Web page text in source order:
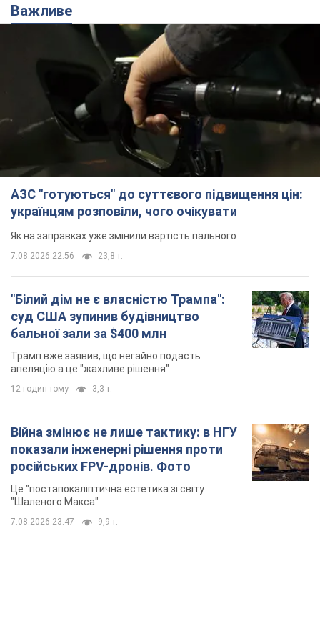
Важливе
АЗС "готуються" до суттєвого підвищення цін:
українцям розповіли, чого очікувати
Як на заправках уже змінили вартість пального
7.08.2026 22:56 23,8 т.
"Білий дім не є власністю Трампа":
суд США зупинив будівництво
бальної зали за $400 млн
Трамп вже заявив, що негайно подасть
апеляцію а це "жахливе рішення"
12 годин тому 3,3 т.
Війна змінює не лише тактику: в НГУ
показали інженерні рішення проти
російських FPV-дронів. Фото
Це "постапокаліптична естетика зі світу
"Шаленого Макса"
7.08.2026 23:47 9,9 т.